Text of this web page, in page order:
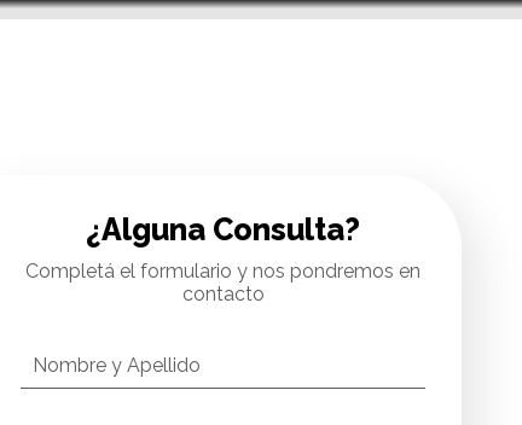
¿Alguna Consulta?
Completá el formulario y nos pondremos en
contacto
Nombre y Apellido